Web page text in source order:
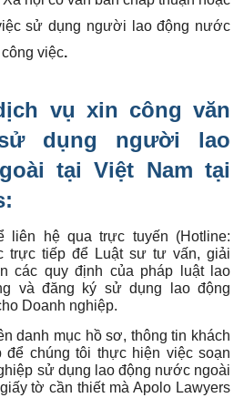
sử dụng người lao động nước
việc.
vụ xin công văn
dụng người lao
tại Việt Nam tại
liên hệ qua trực tuyến (Hotline:
trực tiếp để Luật sư tư vấn, giải
các quy định của pháp luật lao
và đăng ký sử dụng lao động
Doanh nghiệp.
danh mục hồ sơ, thông tin khách
để chúng tôi thực hiện việc soạn
sử dụng lao động nước ngoài
tờ cần thiết mà Apolo Lawyers